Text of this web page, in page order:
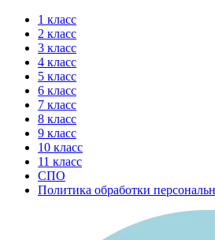
Перейти
содержимому
1 класс
2 класс
3 класс
4 класс
5 класс
6 класс
7 класс
8 класс
9 класс
10 класс
11 класс
СПО
Политика обработки